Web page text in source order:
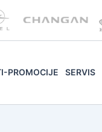
PROMOCIJE SERVIS